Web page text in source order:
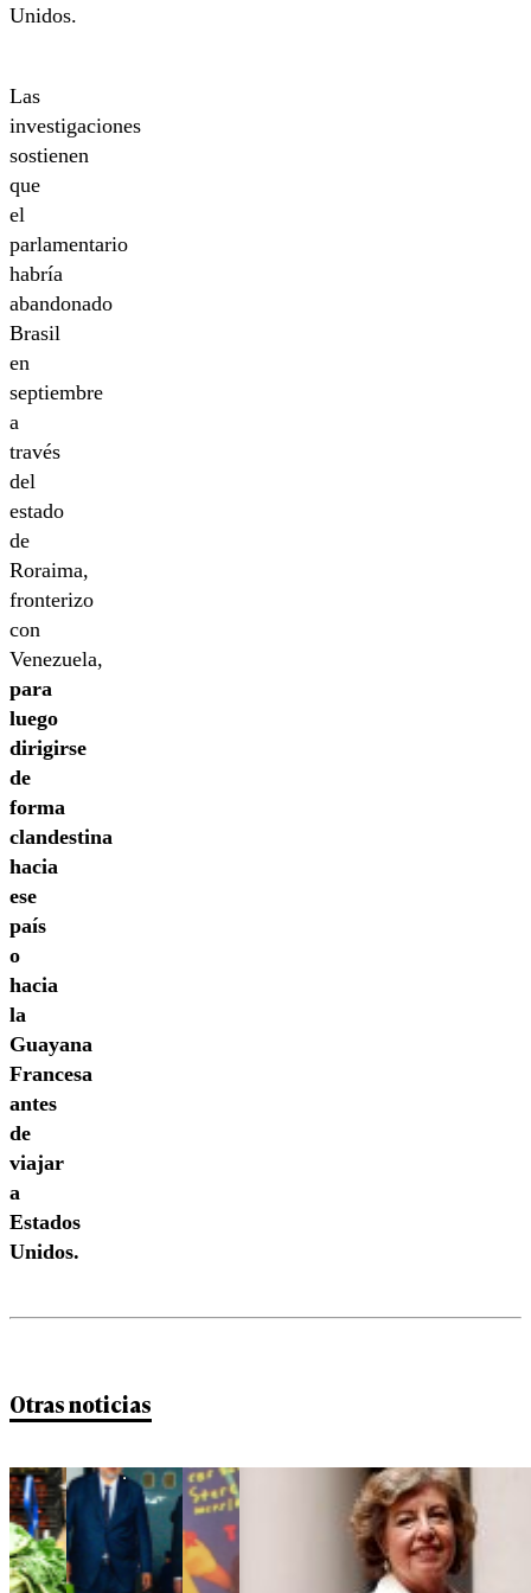
Unidos.
Las
investigaciones
sostienen
que
el
parlamentario
habría
abandonado
Brasil
en
septiembre
a
través
del
estado
de
Roraima,
fronterizo
con
Venezuela,
para
luego
dirigirse
de
forma
clandestina
hacia
ese
país
o
hacia
la
Guayana
Francesa
antes
de
viajar
a
Estados
Unidos.
Otras noticias